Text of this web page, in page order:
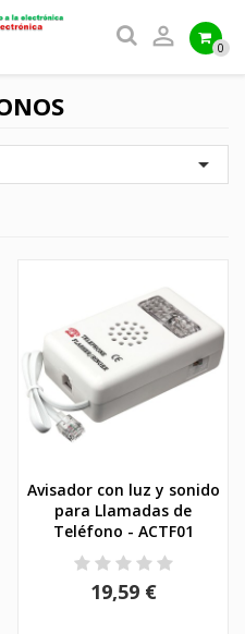
 0

Avisador con luz y sonido
para Llamadas de
Teléfono - ACTF01
19,59 €